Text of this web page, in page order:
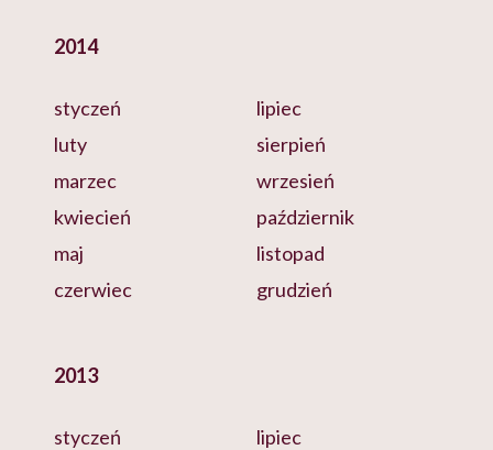
2014
styczeń
luty
marzec
kwiecień
maj
czerwiec
lipiec
sierpień
wrzesień
październik
listopad
grudzień
2013
styczeń
lipiec